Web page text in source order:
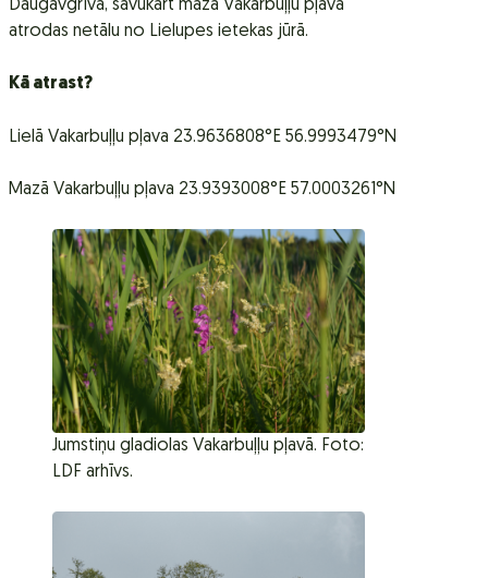
Daugavgrīvā, savukārt mazā Vakarbuļļu pļava
atrodas netālu no Lielupes ietekas jūrā.
Kā atrast?
Lielā Vakarbuļļu pļava 23.9636808°E 56.9993479°N
Mazā Vakarbuļļu pļava 23.9393008°E 57.0003261°N
Jumstiņu gladiolas Vakarbuļļu pļavā. Foto:
LDF arhīvs.